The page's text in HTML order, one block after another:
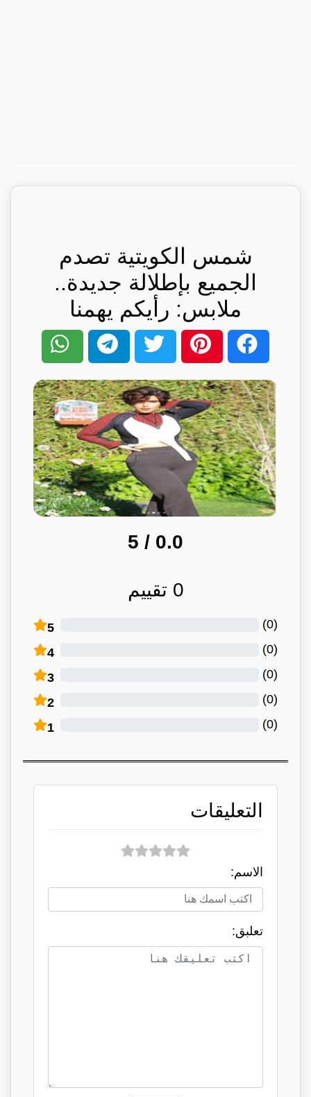
شمس الكويتية تصدم
الجميع بإطلالة جديدة..
ملابس: رأيكم يهمنا
0.0
/ 5
0 تقييم
5 (
0
)
4 (
0
)
3 (
0
)
2 (
0
)
1 (
0
)
التعليقات
الاسم:
تعلبق: